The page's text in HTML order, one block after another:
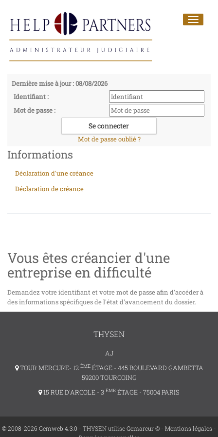
Toggle
Dernière mise à jour : 08/08/2026
Identifiant :
Mot de passe :
Mot de passe oublié ?
Informations
Déclaration d'une créance
Déclaration de créance
Vous êtes créancier d'une
entreprise en difficulté
Demandez votre identifiant et votre mot de passe afin d'accéder à
des informations spécifiques de l'état d'avancement du dossier.
THYSEN
AJ
TOUR MERCURE- 12 ÈMEÉTAGE - 445 BOULEVARD GAMBETTA
59200 TOURCOING
15 RUE D'ARCOLE - 3 ÈME ÉTAGE - 75004 PARIS
© 2008-2026 Gemweb 4.3.0 - THYSEN utiliseGemarcur © - Mentions légales -